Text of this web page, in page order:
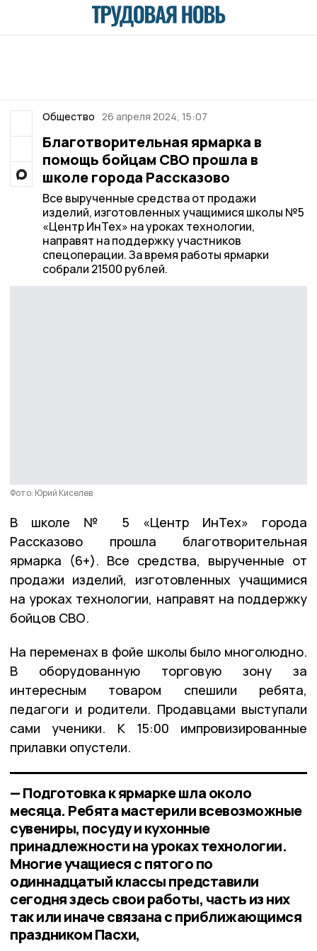
Общество 26 апреля 2024, 15:07
Благотворительная ярмарка в
помощь бойцам СВО прошла в
школе города Рассказово
Все вырученные средства от продажи
изделий, изготовленных учащимися школы №5
«Центр ИнТех» на уроках технологии,
направят на поддержку участников
спецоперации. За время работы ярмарки
собрали 21500 рублей.
Фото: Юрий Киселев
В школе № 5 «Центр ИнТех» города
Рассказово прошла благотворительная
ярмарка (6+). Все средства, вырученные от
продажи изделий, изготовленных учащимися
на уроках технологии, направят на поддержку
бойцов СВО.
На переменах в фойе школы было многолюдно.
В оборудованную торговую зону за
интересным товаром спешили ребята,
педагоги и родители. Продавцами выступали
сами ученики. К 15:00 импровизированные
прилавки опустели.
— Подготовка к ярмарке шла около
месяца. Ребята мастерили всевозможные
сувениры, посуду и кухонные
принадлежности на уроках технологии.
Многие учащиеся с пятого по
одиннадцатый классы представили
сегодня здесь свои работы, часть из них
так или иначе связана с приближающимся
праздником Пасхи,